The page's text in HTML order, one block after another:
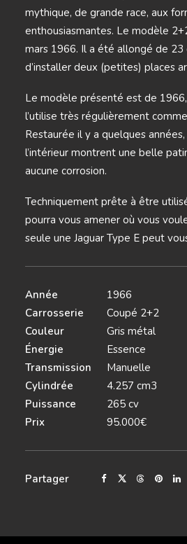
mythique, de grande race, aux
enthousiasmantes. Le modèle
mars 1966. Il a été allongé de
d’installer deux (petites) places
Le modèle présenté est de
l’utilise très régulièrement
Restaurée il y a quelques
l’intérieur montrent une belle
aucune corrosion.
Techniquement prête à être
pourra vous amener où vous
seule une Jaguar Type E peut
Année
1966
Carrosserie
Coupé 2+2
Couleur
Gris métal
Énergie
Essence
Transmission
Manuelle
Cylindrée
4.257 cm3
Puissance
265 cv
Prix
95.000€
Partager